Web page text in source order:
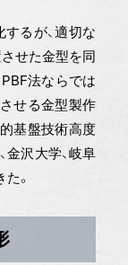
るが、適切な
せた金型を同
法ならでは
せる金型製作
基盤技術高度
金沢大学、岐阜
。